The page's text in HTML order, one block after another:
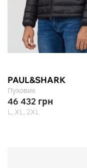
PAUL&SHARK
Пуховик
46 432 грн
L, XL, 2XL